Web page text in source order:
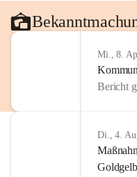
Mi., 8.
Bericht
Di., 4.